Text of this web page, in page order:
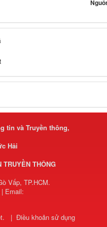
tin và Truyền thông,
Hải
TRUYỀN THÔNG
Vấp, TP.HCM.
| Email:
. | Điều khoản sử dụng